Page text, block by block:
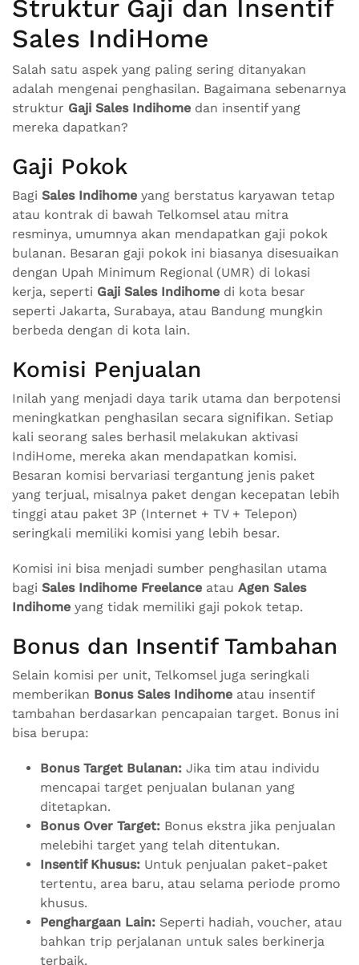
Struktur Gaji dan Insentif
Sales IndiHome
Salah satu aspek yang paling sering ditanyakan
adalah mengenai penghasilan. Bagaimana sebenarnya
struktur Gaji Sales Indihome dan insentif yang
mereka dapatkan?
Gaji Pokok
Bagi Sales Indihome yang berstatus karyawan tetap
atau kontrak di bawah Telkomsel atau mitra
resminya, umumnya akan mendapatkan gaji pokok
bulanan. Besaran gaji pokok ini biasanya disesuaikan
dengan Upah Minimum Regional (UMR) di lokasi
kerja, seperti Gaji Sales Indihome di kota besar
seperti Jakarta, Surabaya, atau Bandung mungkin
berbeda dengan di kota lain.
Komisi Penjualan
Inilah yang menjadi daya tarik utama dan berpotensi
meningkatkan penghasilan secara signifikan. Setiap
kali seorang sales berhasil melakukan aktivasi
IndiHome, mereka akan mendapatkan komisi.
Besaran komisi bervariasi tergantung jenis paket
yang terjual, misalnya paket dengan kecepatan lebih
tinggi atau paket 3P (Internet + TV + Telepon)
seringkali memiliki komisi yang lebih besar.
Komisi ini bisa menjadi sumber penghasilan utama
bagi Sales Indihome Freelance atau Agen Sales
Indihome yang tidak memiliki gaji pokok tetap.
Bonus dan Insentif Tambahan
Selain komisi per unit, Telkomsel juga seringkali
memberikan Bonus Sales Indihome atau insentif
tambahan berdasarkan pencapaian target. Bonus ini
bisa berupa:
Bonus Target Bulanan: Jika tim atau individu
mencapai target penjualan bulanan yang
ditetapkan.
Bonus Over Target: Bonus ekstra jika penjualan
melebihi target yang telah ditentukan.
Insentif Khusus: Untuk penjualan paket-paket
tertentu, area baru, atau selama periode promo
khusus.
Penghargaan Lain: Seperti hadiah, voucher, atau
bahkan trip perjalanan untuk sales berkinerja
terbaik.